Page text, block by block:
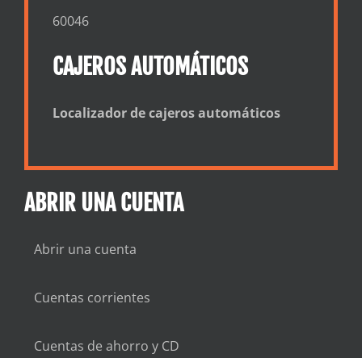
60046
CAJEROS AUTOMÁTICOS
Localizador de cajeros automáticos
ABRIR UNA CUENTA
Abrir una cuenta
Cuentas corrientes
Cuentas de ahorro y CD